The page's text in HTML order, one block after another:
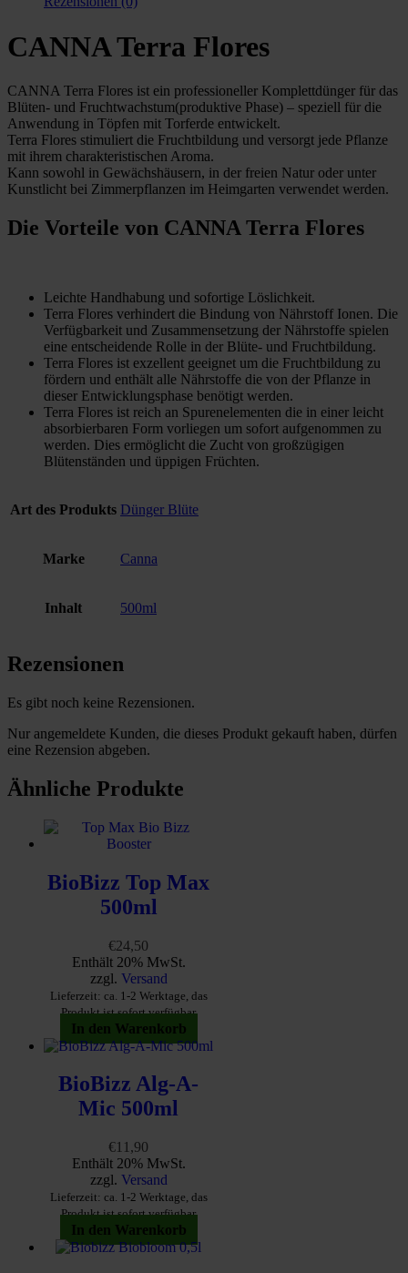
CANNA Terra Flores
CANNA Terra Flores ist ein professioneller Komplettdünger für das
Blüten- und Fruchtwachstum(produktive Phase) – speziell für die
Anwendung in Töpfen mit Torferde entwickelt.
Terra Flores stimuliert die Fruchtbildung und versorgt jede Pflanze
mit ihrem charakteristischen Aroma.
Kann sowohl in Gewächshäusern, in der freien Natur oder unter
Kunstlicht bei Zimmerpflanzen im Heimgarten verwendet werden.
Die Vorteile von CANNA Terra Flores
Leichte Handhabung und sofortige Löslichkeit.
Terra Flores verhindert die Bindung von Nährstoff Ionen. Die
Verfügbarkeit und Zusammensetzung der Nährstoffe spielen
eine entscheidende Rolle in der Blüte- und Fruchtbildung.
Terra Flores ist exzellent geeignet um die Fruchtbildung zu
fördern und enthält alle Nährstoffe die von der Pflanze in
dieser Entwicklungsphase benötigt werden.
Terra Flores ist reich an Spurenelementen die in einer leicht
absorbierbaren Form vorliegen um sofort aufgenommen zu
werden. Dies ermöglicht die Zucht von großzügigen
Blütenständen und üppigen Früchten.
Art des Produkts Dünger Blüte
Marke Canna
Inhalt 500ml
Rezensionen
Es gibt noch keine Rezensionen.
Nur angemeldete Kunden, die dieses Produkt gekauft haben, dürfen
eine Rezension abgeben.
Ähnliche Produkte
BioBizz Top Max
500ml
€24,50
Enthält 20% MwSt.
zzgl. Versand
Lieferzeit: ca. 1-2 Werktage, das
Produkt ist sofort verfügbar
In den Warenkorb
BioBizz Alg-A-
Mic 500ml
€11,90
Enthält 20% MwSt.
zzgl. Versand
Lieferzeit: ca. 1-2 Werktage, das
Produkt ist sofort verfügbar
In den Warenkorb